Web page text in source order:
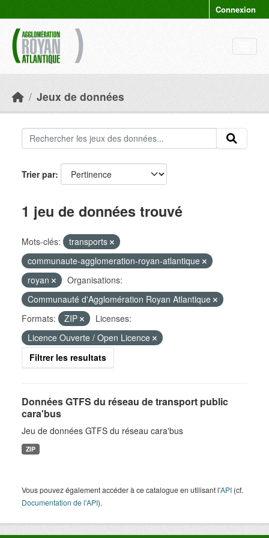
Connexion
Jeux de données
Trier par
1 jeu de données trouvé
Mots-clés:
transports
communaute-agglomeration-royan-atlantique
royan
Organisations:
Communauté d'Agglomération Royan Atlantique
Formats:
ZIP
Licenses:
Licence Ouverte / Open Licence
Filtrer les resultats
Données GTFS du réseau de transport public
cara'bus
Jeu de données GTFS du réseau cara'bus
ZIP
Vous pouvez également accéder à ce catalogue en utilisant l'API (cf.
Documentation de l'API).